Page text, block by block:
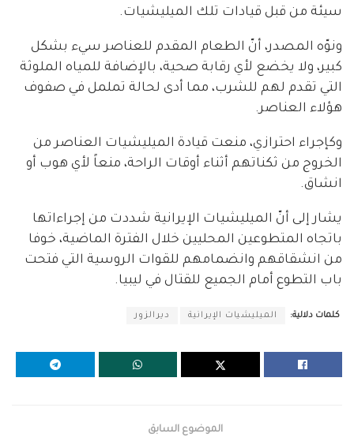
سيئة من قبل قيادات تلك الميليشيات.
ونوّه المصدر، أنّ الطعام المقدم للعناصر سيء بشكل
كبير، ولا يخضع لأي رقابة صحية، بالإضافة للمياه الملوثة
التي تقدم لهم للشرب، مما أدى لحالة تململ في صفوف
هؤلاء العناصر.
وكإجراء احترازي، منعت قيادة الميليشيات العناصر من
الخروج من ثكناتهم أثناء أوقات الراحة، منعاً لأي هوب أو
انشاق.
يشار إلى أنّ الميليشيات الإيرانية شددت من إجراءاتها
باتجاه المتطوعين المحليين خلال الفترة الماضية، خوفا
من انشقاقهم وانضمامهم للقوات الروسية التي فتحت
باب التطوع أمام الجميع للقتال في ليبيا.
كلمات دلالية: الميليشيات الإيرانية ديرالزور
الموضوع السابق